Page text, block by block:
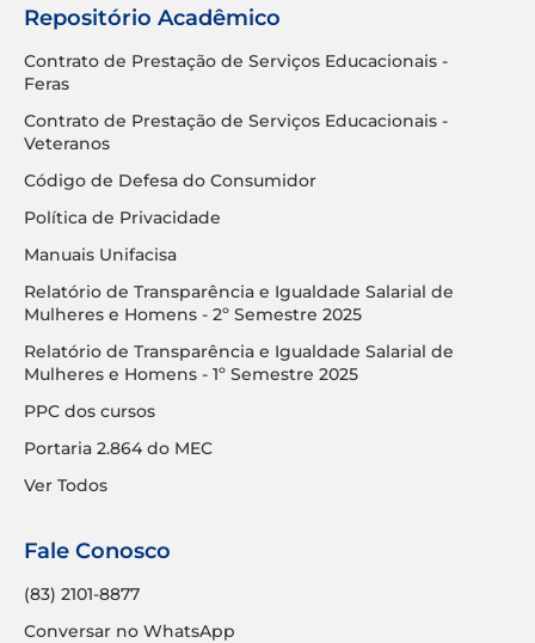
Repositório Acadêmico
Contrato de Prestação de Serviços Educacionais -
Feras
Contrato de Prestação de Serviços Educacionais -
Veteranos
Código de Defesa do Consumidor
Política de Privacidade
Manuais Unifacisa
Relatório de Transparência e Igualdade Salarial de
Mulheres e Homens - 2º Semestre 2025
Relatório de Transparência e Igualdade Salarial de
Mulheres e Homens - 1º Semestre 2025
PPC dos cursos
Portaria 2.864 do MEC
Ver Todos
Fale Conosco
(83) 2101-8877
Conversar no WhatsApp